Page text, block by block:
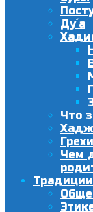
Ду´а
Что
Хадж
Чем